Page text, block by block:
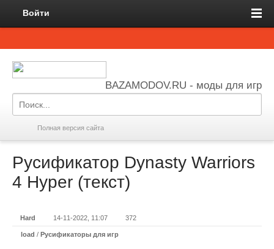
Войти
BAZAMODOV.RU - моды для игр
Полная версия сайта
Русификатор Dynasty Warriors
4 Hyper (текст)
Hard 14-11-2022, 11:07 372
load / Русификаторы для игр